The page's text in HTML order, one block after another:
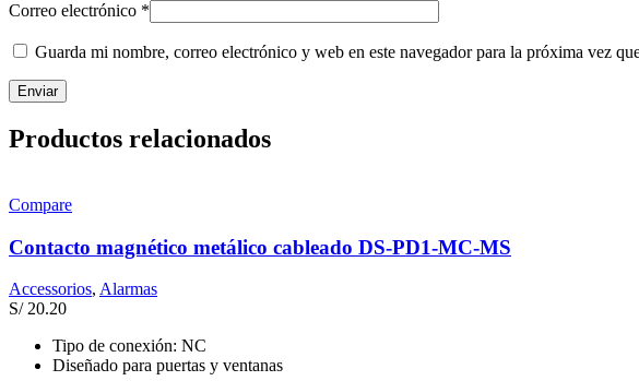
Correo electrónico *
Guarda mi nombre, correo electrónico y web en este navegador para la próxima vez
Productos relacionados
Compare
Contacto magnético metálico cableado DS-PD1-MC-MS
Accessorios, Alarmas
S/20.20
Tipo de conexión: NC
Diseñado para puertas y ventanas